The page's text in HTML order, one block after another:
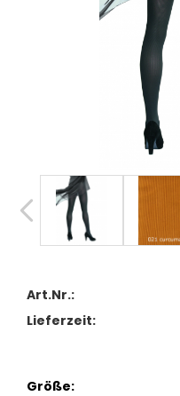
Art.Nr.:
Lieferzeit:
Größe: